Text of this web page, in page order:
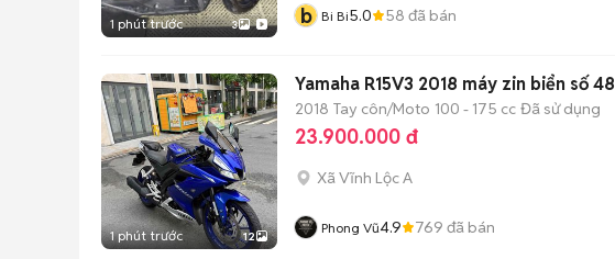
1 phút trước 3 b Bi Bi5.0 58 đã bán
1 phút trước 12
Yamaha R15V3 2018 máy zin biển số 48
2018 Tay côn/Moto 100 - 175 cc Đã sử dụng
23.900.000 đ
Xã Vĩnh Lộc A
Phong Vũ4.9 769 đã bán